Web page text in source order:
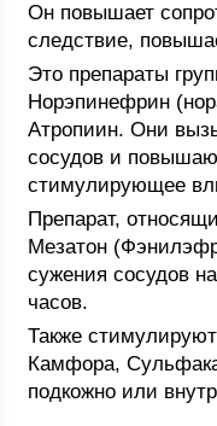
Он повышает
следствие,
Это препараты
Норэпинефрин
Атропиин. Они
сосудов и
стимулирующее
Препарат,
Мезатон
сужения сосудов
часов.
Также
Камфора,
подкожно или